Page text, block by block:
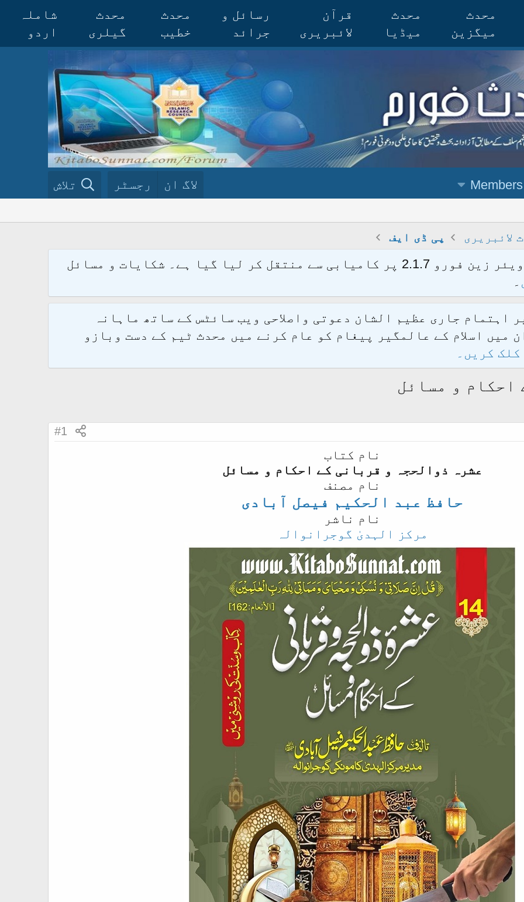
محدث
میگزین
محدث
میڈیا
قرآن
لائبریری
رسائل و
جرائد
محدث
خطیب
محدث
گیلری
شاملہ
اردو
Members لاگ ان رجسٹر تلاش
لائبریری پی ڈی ایف
الحمدللہ محدث فورم کو نئےسافٹ ویئر زین فورو 2.1.7 پر کامیابی سے منتقل کر لیا گیا ہے۔ شکایات و مسائل
۔
اہتمام جاری عظیم الشان دعوتی واصلاحی ویب سائٹس کے ساتھ ماہانہ
میں اسلام کے عالمگیر پیغام کو عام کرنے میں محدث ٹیم کے دست وبازو
کلک کریں۔
احکام و مسائل
#1
نام کتاب
عشرہ ذوالحجہ و قربانی کے احکام و مسائل
نام مصنف
حافظ عبد الحکیم فیصل آبادی
نام ناشر
مرکز الہدیٰ گوجرانوالہ